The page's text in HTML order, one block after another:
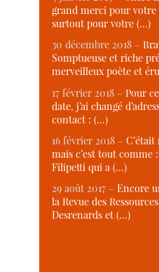
grand merci pour
surtout pour votre (…)
30 décembre 2018 –
Somptueuse et riche
merveilleux poète et
17 février 2018 –Pour
date, j’ai changé
contact : (…)
16 février 2018 –
mais c’est tout comme
Filipetti qui a (…)
29 août 2017 –Encore
la Revue des
Desrenards et (…)